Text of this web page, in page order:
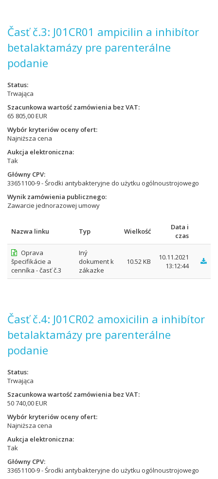
Časť č.3: J01CR01 ampicilin a inhibítor
betalaktamázy pre parenterálne
podanie
Status
Trwająca
Szacunkowa wartość zamówienia bez VAT
65 805,00 EUR
Wybór kryteriów oceny ofert
Najniższa cena
Aukcja elektroniczna
Tak
Główny CPV
33651100-9 - Środki antybakteryjne do użytku ogólnoustrojowego
Wynik zamówienia publicznego
Zawarcie jednorazowej umowy
Nazwa linku Typ Wielkość
Data i
czas
Oprava
špecifikácie a
cenníka - časť č.3
Iný
dokument k
zákazke
10.52 KB
10.11.2021
13:12:44
Časť č.4: J01CR02 amoxicilin a inhibítor
betalaktamázy pre parenterálne
podanie
Status
Trwająca
Szacunkowa wartość zamówienia bez VAT
50 740,00 EUR
Wybór kryteriów oceny ofert
Najniższa cena
Aukcja elektroniczna
Tak
Główny CPV
33651100-9 - Środki antybakteryjne do użytku ogólnoustrojowego